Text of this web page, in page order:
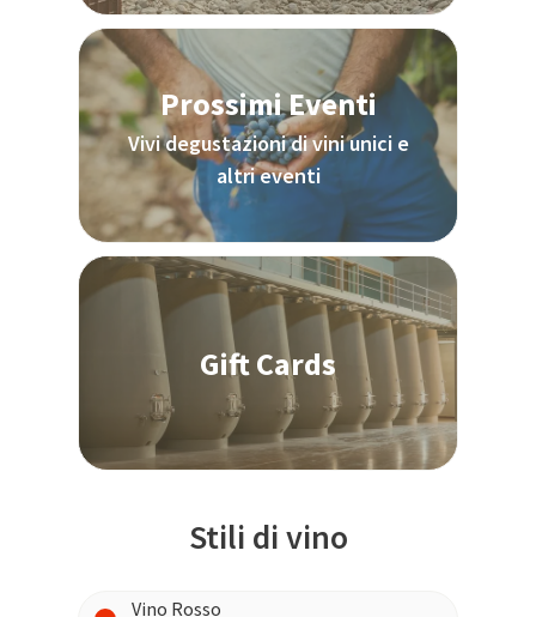
Prossimi Eventi
Vivi degustazioni di vini unici e
altri eventi
Gift Cards
Stili di vino
Vino Rosso